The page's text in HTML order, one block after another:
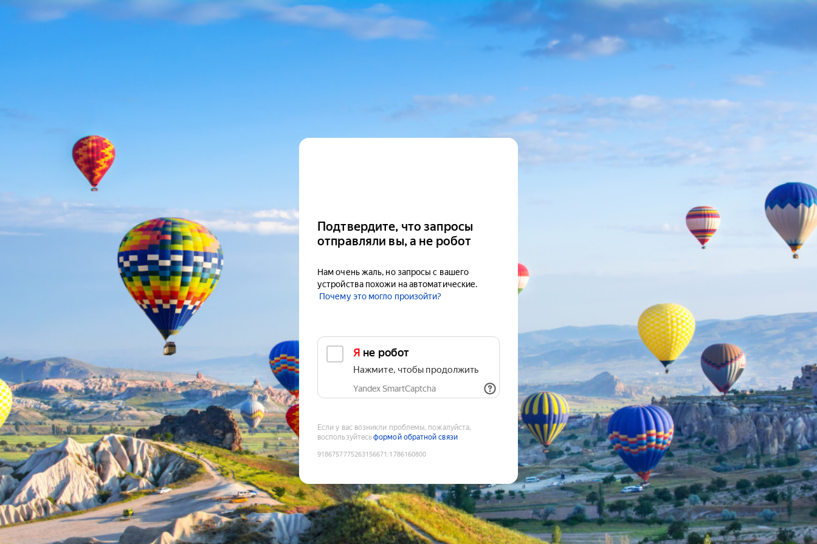
Подтвердите, что запросы
отправляли вы, а не робот
Нам очень жаль, но запросы с вашего
устройства похожи на автоматические.
Почему это могло произойти?
Я не робот
Нажмите, чтобы продолжить
Yandex SmartCaptcha
Если у вас возникли проблемы, пожалуйста,
воспользуйтесьформой обратной связи
9186757775263156671 :1786160800